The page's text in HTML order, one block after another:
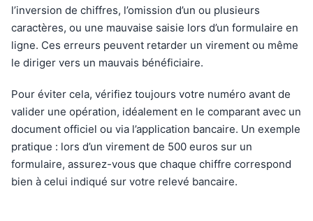
l’inversion de chiffres, l’omission d’un ou plusieurs
caractères, ou une mauvaise saisie lors d’un formulaire en
ligne. Ces erreurs peuvent retarder un virement ou même
le diriger vers un mauvais bénéficiaire.
Pour éviter cela, vérifiez toujours votre numéro avant de
valider une opération, idéalement en le comparant avec un
document officiel ou via l’application bancaire. Un exemple
pratique : lors d’un virement de 500 euros sur un
formulaire, assurez-vous que chaque chiffre correspond
bien à celui indiqué sur votre relevé bancaire.